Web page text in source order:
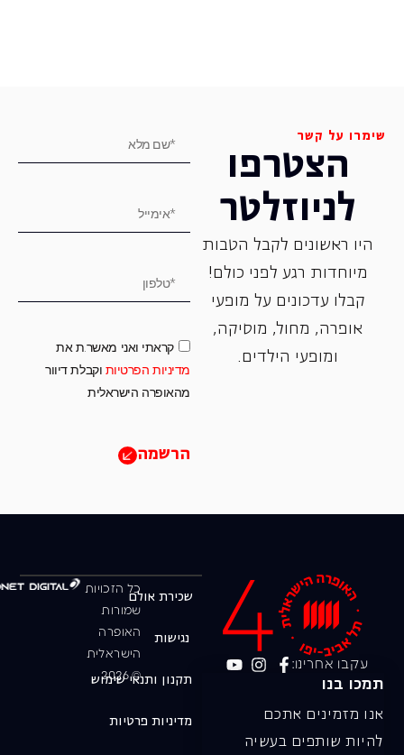
שימרו על קשר
הצטרפו
לניוזלטר
היו ראשונים לקבל הטבות
מיוחדות רגע לפני כולם!
קבלו עדכונים על מופעי
אופרה, ‏מחול, ‏מוסיקה,
ומופעי הילדים.
קראתי ואני מאשר.ת את
מדיניות הפרטיות וקבלת דיוור
מהאופרה הישראלית
הרשמה
עקבו אחרינו:
תמכו בנו
אנו מזמינים אתכם
להיות שותפים בעשיה
כל הזכויות
שמורות
האופרה
הישראלית
© 2026
שכירת אולם
נגישות
תקנון ותנאי שימוש
מדיניות פרטיות